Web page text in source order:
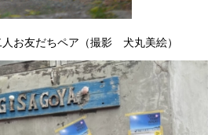
お友だちペア（撮影 犬丸美絵）